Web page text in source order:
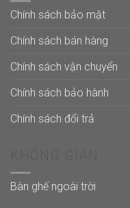
Chính sách bảo mật
Chính sách bán hàng
Chính sách vận chuyển
Chính sách bảo hành
Chính sách đổi trả
Bàn ghế ngoài trời